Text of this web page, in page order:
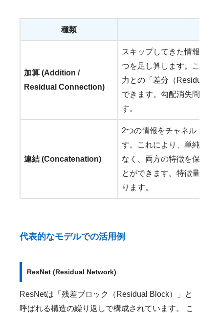
種類
加算 (Addition /
Residual Connection)
スキップしてきた情報と
つを足し算します。これ
力との「差分（Residual）
できます。勾配消失問題の
す。
連結 (Concatenation)
2つの情報をチャネル（特
す。これにより、単純に情
なく、両方の特徴を保持
とができます。特徴量の
ります。
代表的なモデルでの活用例
ResNet (Residual Network)
ResNetは「残差ブロック（Residual Block）」と
呼ばれる構造の繰り返しで構成されています。 こ